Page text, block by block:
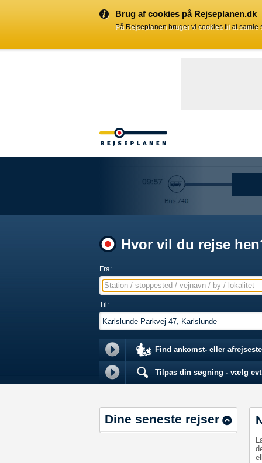
Brug af cookies på Rejseplanen.dk
På Rejseplanen bruger vi cookies til at
Hvor vil du rejse
Fra:
Station / stoppested / vejnavn / by / lokalitet
Til:
Find ankomst- eller
Tilpas din søgning - vælg
Dine seneste rejser